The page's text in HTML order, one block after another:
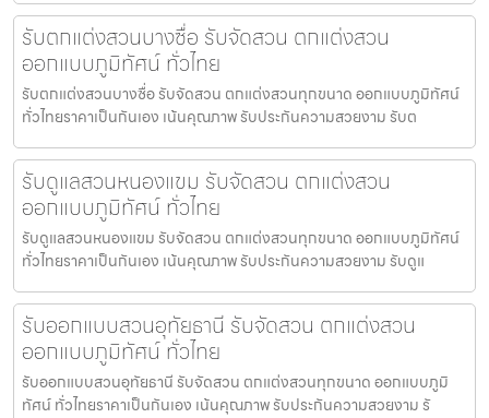
รับตกแต่งสวนบางซื่อ รับจัดสวน ตกแต่งสวน
ออกแบบภูมิทัศน์ ทั่วไทย
รับตกแต่งสวนบางซื่อ รับจัดสวน ตกแต่งสวนทุกขนาด ออกแบบภูมิทัศน์
ทั่วไทยราคาเป็นกันเอง เน้นคุณภาพ รับประกันความสวยงาม รับต
รับดูแลสวนหนองแขม รับจัดสวน ตกแต่งสวน
ออกแบบภูมิทัศน์ ทั่วไทย
รับดูแลสวนหนองแขม รับจัดสวน ตกแต่งสวนทุกขนาด ออกแบบภูมิทัศน์
ทั่วไทยราคาเป็นกันเอง เน้นคุณภาพ รับประกันความสวยงาม รับดูแ
รับออกแบบสวนอุทัยธานี รับจัดสวน ตกแต่งสวน
ออกแบบภูมิทัศน์ ทั่วไทย
รับออกแบบสวนอุทัยธานี รับจัดสวน ตกแต่งสวนทุกขนาด ออกแบบภูมิ
ทัศน์ ทั่วไทยราคาเป็นกันเอง เน้นคุณภาพ รับประกันความสวยงาม รั